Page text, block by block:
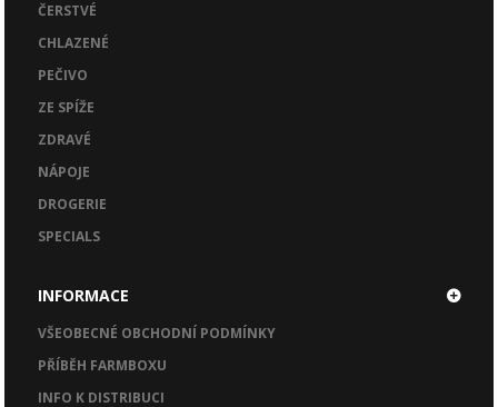
ČERSTVÉ
CHLAZENÉ
PEČIVO
ZE SPÍŽE
ZDRAVÉ
NÁPOJE
DROGERIE
SPECIALS
INFORMACE
VŠEOBECNÉ OBCHODNÍ PODMÍNKY
PŘÍBĚH FARMBOXU
INFO K DISTRIBUCI